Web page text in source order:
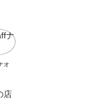
オ
店